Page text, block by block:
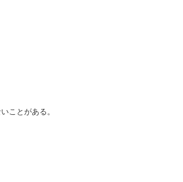
ことがある。